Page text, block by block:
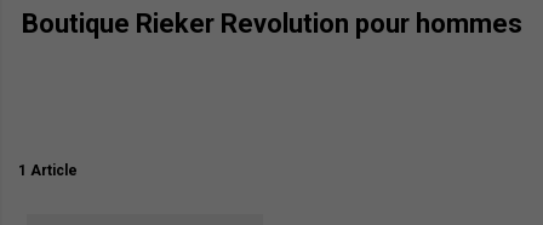
Boutique Rieker Revolution pour hommes
1 Article